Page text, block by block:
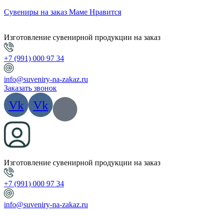
Сувениры на заказ Маме Нравится
Изготовление сувенирной продукции на заказ
+7 (991) 000 97 34
info@suveniry-na-zakaz.ru
Заказать звонок
Vk Vk
Изготовление сувенирной продукции на заказ
+7 (991) 000 97 34
info@suveniry-na-zakaz.ru